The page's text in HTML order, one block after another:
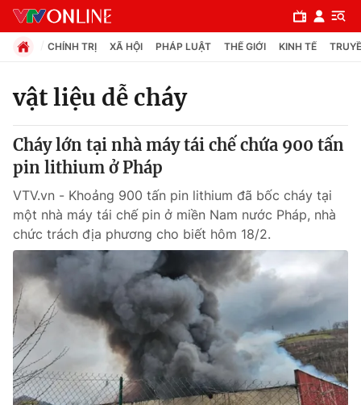
Chuyên mục
Chính trị
Xã hội
Pháp luật
Y tế
Thế giới
Tin tức
Kinh tế
CHÍNH TRỊ XÃ HỘI PHÁP LUẬT THẾ GIỚI KINH TẾ
vật liệu dễ cháy
Cháy lớn tại nhà máy tái chế chứa 900 tấn
pin lithium ở Pháp
VTV.vn - Khoảng 900 tấn pin lithium đã bốc cháy tại
một nhà máy tái chế pin ở miền Nam nước Pháp, nhà
chức trách địa phương cho biết hôm 18/2.